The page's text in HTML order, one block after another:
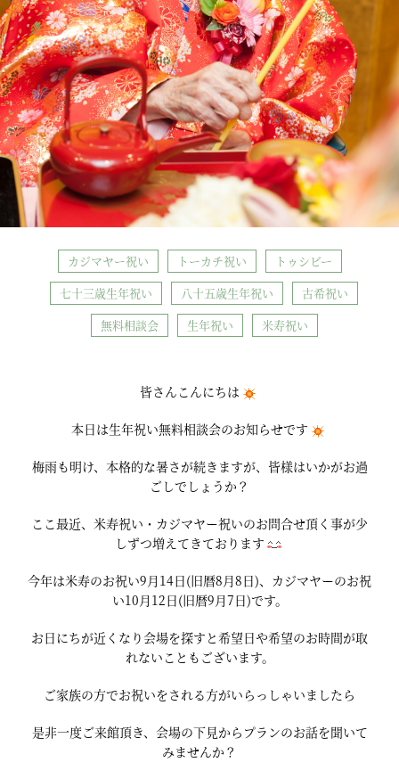
カジマヤー祝い トーカチ祝い
トゥシビー
七十三歳生年祝い
八十五歳生年祝い
古希祝い
無料相談会
生年祝い 米寿祝い
皆さんこんにちは
本日は生年祝い無料相談会のお知らせです
梅雨も明け、本格的な暑さが続きますが、皆様はいかがお過
ごしでしょうか？
ここ最近、米寿祝い・カジマヤー祝いのお問合せ頂く事が少
しずつ増えてきております
今年は米寿のお祝い9月14日(旧暦8月8日)、カジマヤーのお祝
い10月12日(旧暦9月7日)です。
お日にちが近くなり会場を探すと希望日や希望のお時間が取
れないこともございます。
ご家族の方でお祝いをされる方がいらっしゃいましたら
是非一度ご来館頂き、会場の下見からプランのお話を聞いて
みませんか？